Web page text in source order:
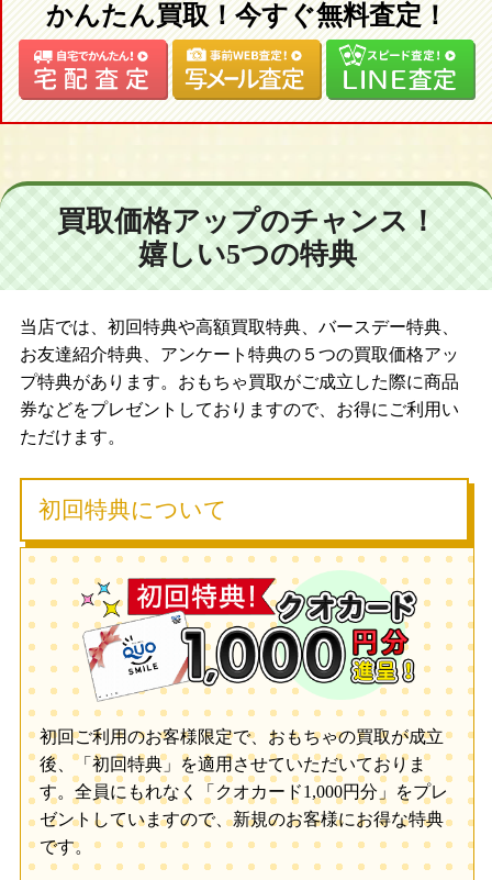
かんたん買取！今すぐ無料査定！
買取価格アップのチャンス！
嬉しい5つの特典
当店では、初回特典や高額買取特典、バースデー特典、
お友達紹介特典、アンケート特典の５つの買取価格アッ
プ特典があります。おもちゃ買取がご成立した際に商品
券などをプレゼントしておりますので、お得にご利用い
ただけます。
初回特典について
初回ご利用のお客様限定で、おもちゃの買取が成立
後、「初回特典」を適用させていただいておりま
す。全員にもれなく「クオカード1,000円分」をプレ
ゼントしていますので、新規のお客様にお得な特典
です。